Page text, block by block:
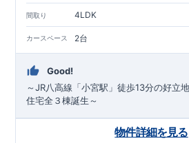
間取り 4LDK
カースペース 2台
Good!
～JR八高線「小宮駅」徒歩13分の好立
住宅全３棟誕生～
物件詳細を見る